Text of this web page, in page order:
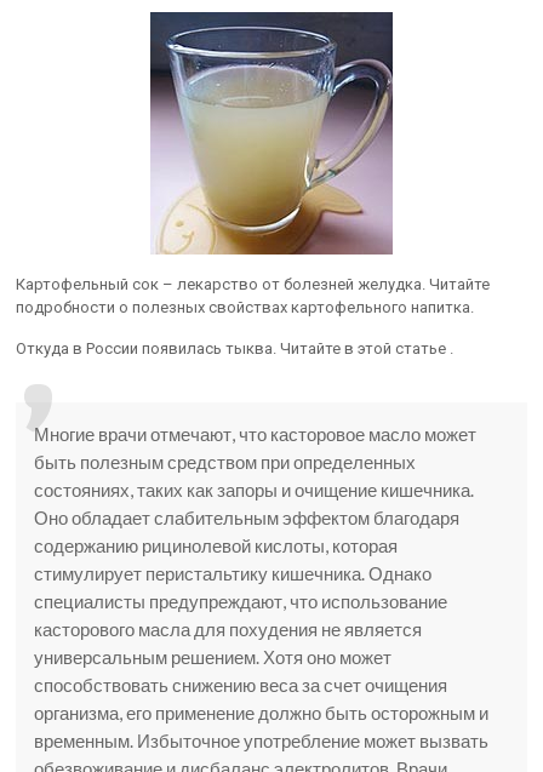
Картофельный сок – лекарство от болезней желудка. Читайте
подробности о полезных свойствах картофельного напитка.
Откуда в России появилась тыква. Читайте в этой статье .
Многие врачи отмечают, что касторовое масло может
быть полезным средством при определенных
состояниях, таких как запоры и очищение кишечника.
Оно обладает слабительным эффектом благодаря
содержанию рицинолевой кислоты, которая
стимулирует перистальтику кишечника. Однако
специалисты предупреждают, что использование
касторового масла для похудения не является
универсальным решением. Хотя оно может
способствовать снижению веса за счет очищения
организма, его применение должно быть осторожным и
временным. Избыточное употребление может вызвать